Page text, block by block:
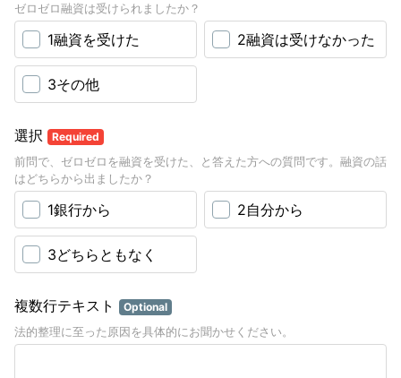
ゼロゼロ融資は受けられましたか？
1融資を受けた 2融資は受けなかった
3その他
選択 Required
前問で、ゼロゼロを融資を受けた、と答えた方への質問です。融資の話
はどちらから出ましたか？
1銀行から 2自分から
3どちらともなく
複数行テキスト Optional
法的整理に至った原因を具体的にお聞かせください。